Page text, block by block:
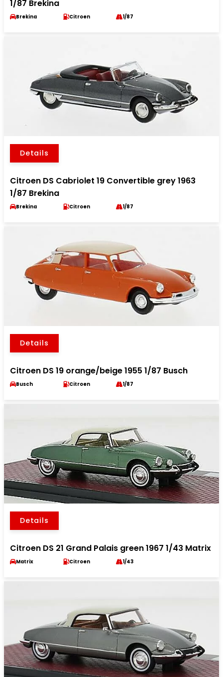
1/87 Brekina
Brekina Citroen 1/87
Details
Citroen DS Cabriolet 19 Convertible grey 1963
1/87 Brekina
Brekina Citroen 1/87
Details
Citroen DS 19 orange/beige 1955 1/87 Busch
Busch Citroen 1/87
Details
Citroen DS 21 Grand Palais green 1967 1/43 Matrix
Matrix Citroen 1/43